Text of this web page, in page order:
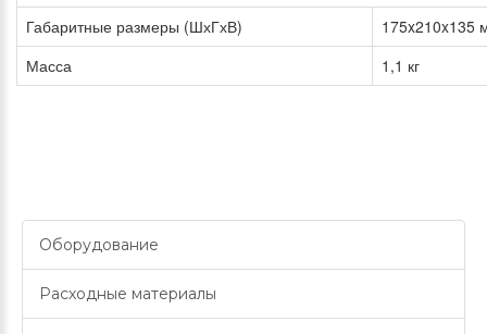
Габаритные размеры (ШхГхВ)
175x210x135
Масса
1,1 кг
Оборудование
Расходные материалы